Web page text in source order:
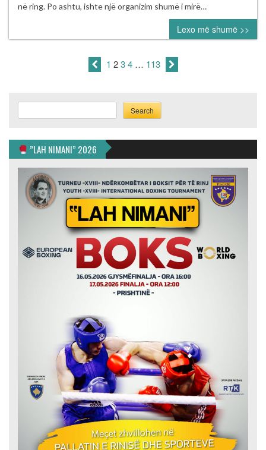
i
turneut
“Lah
në ring. Po ashtu, ishte një organizim shumë i mirë…
Lexo më shumë >>
1 2 3 4 … 113
Search Search
”LAH NIMANI” 2026